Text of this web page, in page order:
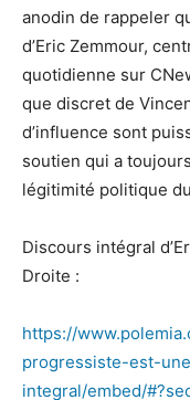
anodin de rappeler
d’Eric Zemmour,
quotidienne sur
que discret de
d’influence sont
soutien qui a
légitimité politique
Discours intégral
Droite :
https://
progressiste-est-
integral/embed/